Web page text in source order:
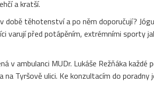
a kratší.
době těhotenství a po něm doporučují?
varují před potápěním, extrémními sporty
v ambulanci MUDr. Lukáše Režňáka
na Tyršově ulici. Ke konzultacím do